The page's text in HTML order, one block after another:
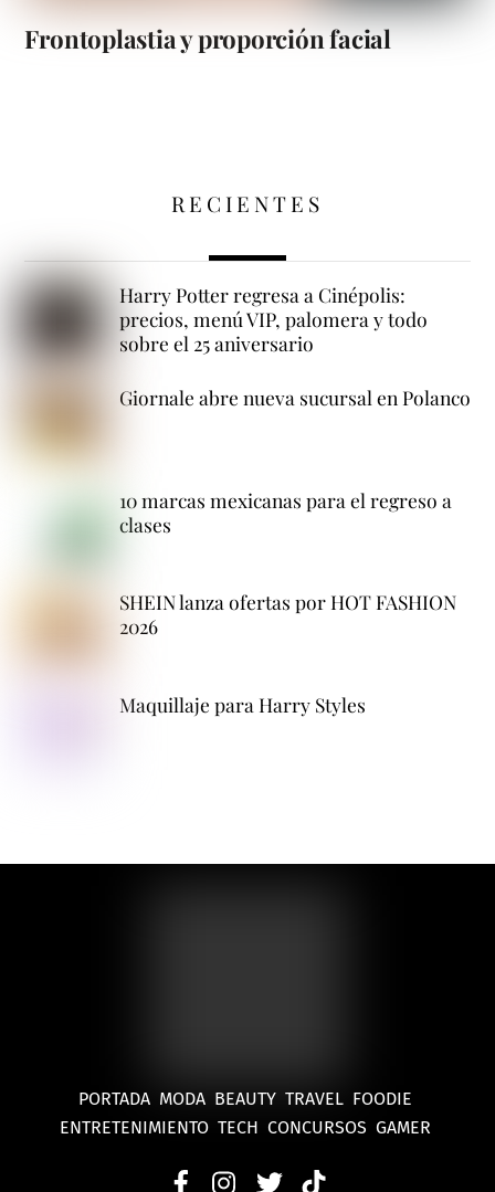
Frontoplastia y proporción facial
RECIENTES
Harry Potter regresa a Cinépolis:
precios, menú VIP, palomera y todo
sobre el 25 aniversario
Giornale abre nueva sucursal en Polanco
10 marcas mexicanas para el regreso a
clases
SHEIN lanza ofertas por HOT FASHION
2026
Maquillaje para Harry Styles
PORTADA MODA BEAUTY TRAVEL FOODIE
ENTRETENIMIENTO TECH CONCURSOS GAMER